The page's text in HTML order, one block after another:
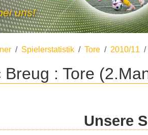
uns!
Spielerstatistik Tore 2010/11
Breug : Tore
Unsere